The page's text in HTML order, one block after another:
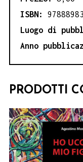
ISBN:
Luogo di
Anno
PRODOTTI